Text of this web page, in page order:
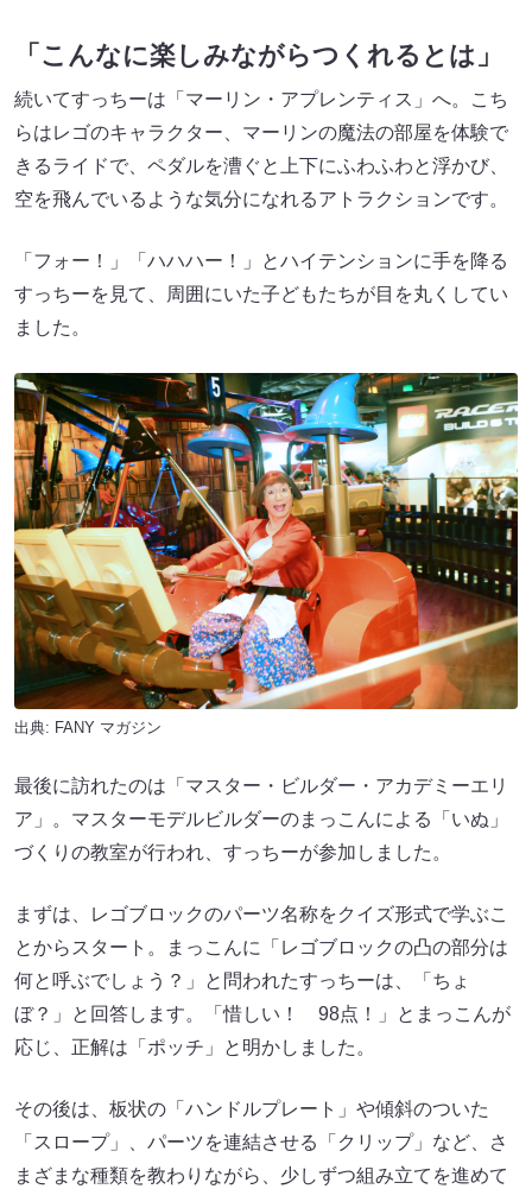
「こんなに楽しみながらつくれるとは」
続いてすっちーは「マーリン・アプレンティス」へ。こち
らはレゴのキャラクター、マーリンの魔法の部屋を体験で
きるライドで、ペダルを漕ぐと上下にふわふわと浮かび、
空を飛んでいるような気分になれるアトラクションです。
「フォー！」「ハハハー！」とハイテンションに手を降る
すっちーを見て、周囲にいた子どもたちが目を丸くしてい
ました。
出典: FANY マガジン
最後に訪れたのは「マスター・ビルダー・アカデミーエリ
ア」。マスターモデルビルダーのまっこんによる「いぬ」
づくりの教室が行われ、すっちーが参加しました。
まずは、レゴブロックのパーツ名称をクイズ形式で学ぶこ
とからスタート。まっこんに「レゴブロックの凸の部分は
何と呼ぶでしょう？」と問われたすっちーは、「ちょ
ぼ？」と回答します。「惜しい！ 98点！」とまっこんが
応じ、正解は「ポッチ」と明かしました。
その後は、板状の「ハンドルプレート」や傾斜のついた
「スロープ」、パーツを連結させる「クリップ」など、さ
まざまな種類を教わりながら、少しずつ組み立てを進めて